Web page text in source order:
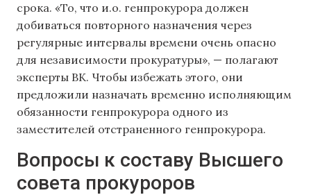
срока. «То, что и.о. генпрокурора должен
добиваться повторного назначения через
регулярные интервалы времени очень опасно
для независимости прокуратуры», — полагают
эксперты ВК. Чтобы избежать этого, они
предложили назначать временно исполняющим
обязанности генпрокурора одного из
заместителей отстраненного генпрокурора.
Вопросы к составу Высшего
совета прокуроров